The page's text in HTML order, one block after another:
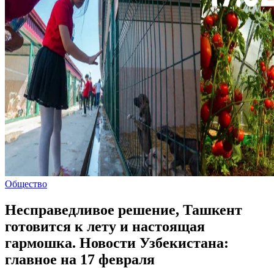
Общество
Несправедливое решение, Ташкент
готовится к лету и настоящая
гармошка. Новости Узбекистана:
главное на 17 февраля